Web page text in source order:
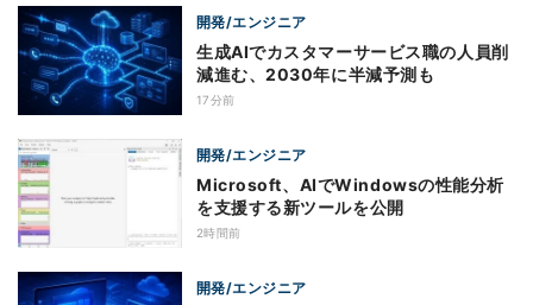
開発/エンジニア
生成AIでカスタマーサービス職の人員削
減進む、2030年に半減予測も
17分前
開発/エンジニア
Microsoft、AIでWindowsの性能分析
を支援する新ツールを公開
2時間前
開発/エンジニア